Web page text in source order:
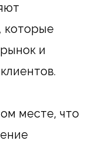
которые
и
месте, что